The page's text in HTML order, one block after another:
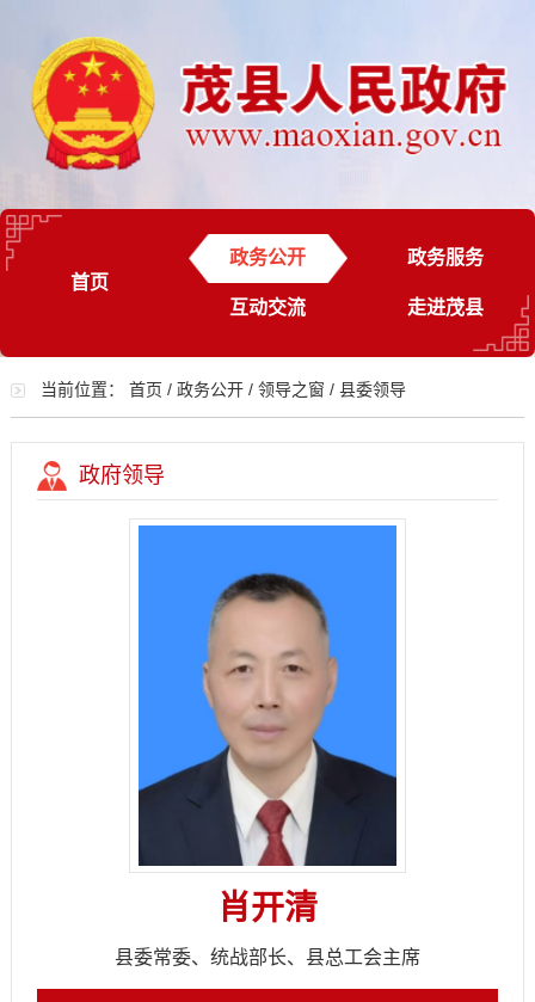
首页
政务公开 政务服务
互动交流 走进茂县
当前位置： 首页 / 政务公开/ 领导之窗 / 县委领导
政府领导
肖开清
县委常委、统战部长、县总工会主席